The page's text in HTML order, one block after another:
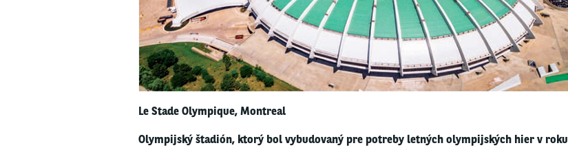
Le Stade Olympique, Montreal
Olympijský štadión, ktorý bol vybudovaný pre potreby letných olympijských hier v roku